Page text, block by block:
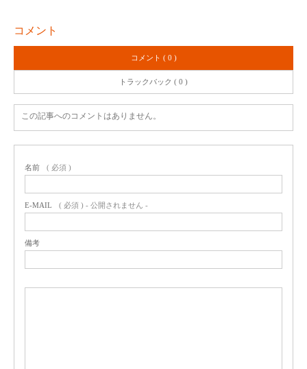
コメント
コメント ( 0 )
トラックバック ( 0 )
この記事へのコメントはありません。
名前 ( 必須 )
E-MAIL ( 必須 ) - 公開されません -
備考